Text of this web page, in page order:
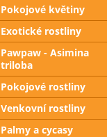
Pokojové květiny
Exotické rostliny
Pawpaw - Asimina
triloba
Pokojové rostliny
Venkovní rostliny
Palmy a cycasy